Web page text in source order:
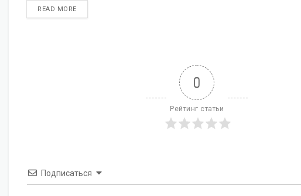
READ MOREDETAILS
0
Рейтинг статьи
Подписаться